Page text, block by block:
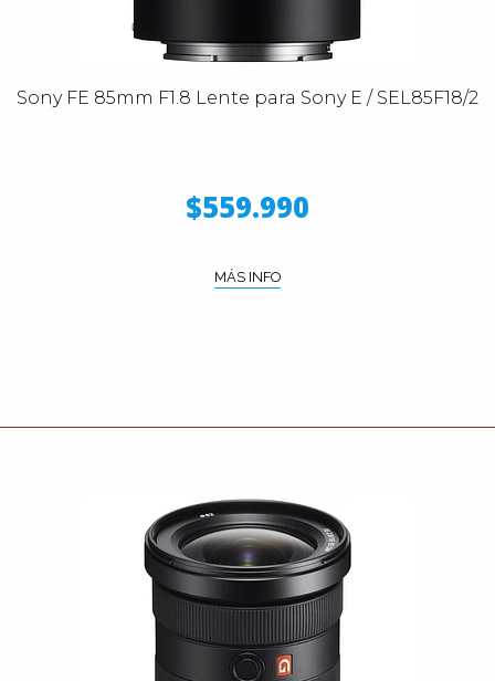
Sony FE 85mm F1.8 Lente para Sony E / SEL85F18/2
$559.990
MÁS INFO